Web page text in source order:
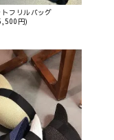
フリルバッグ
円)